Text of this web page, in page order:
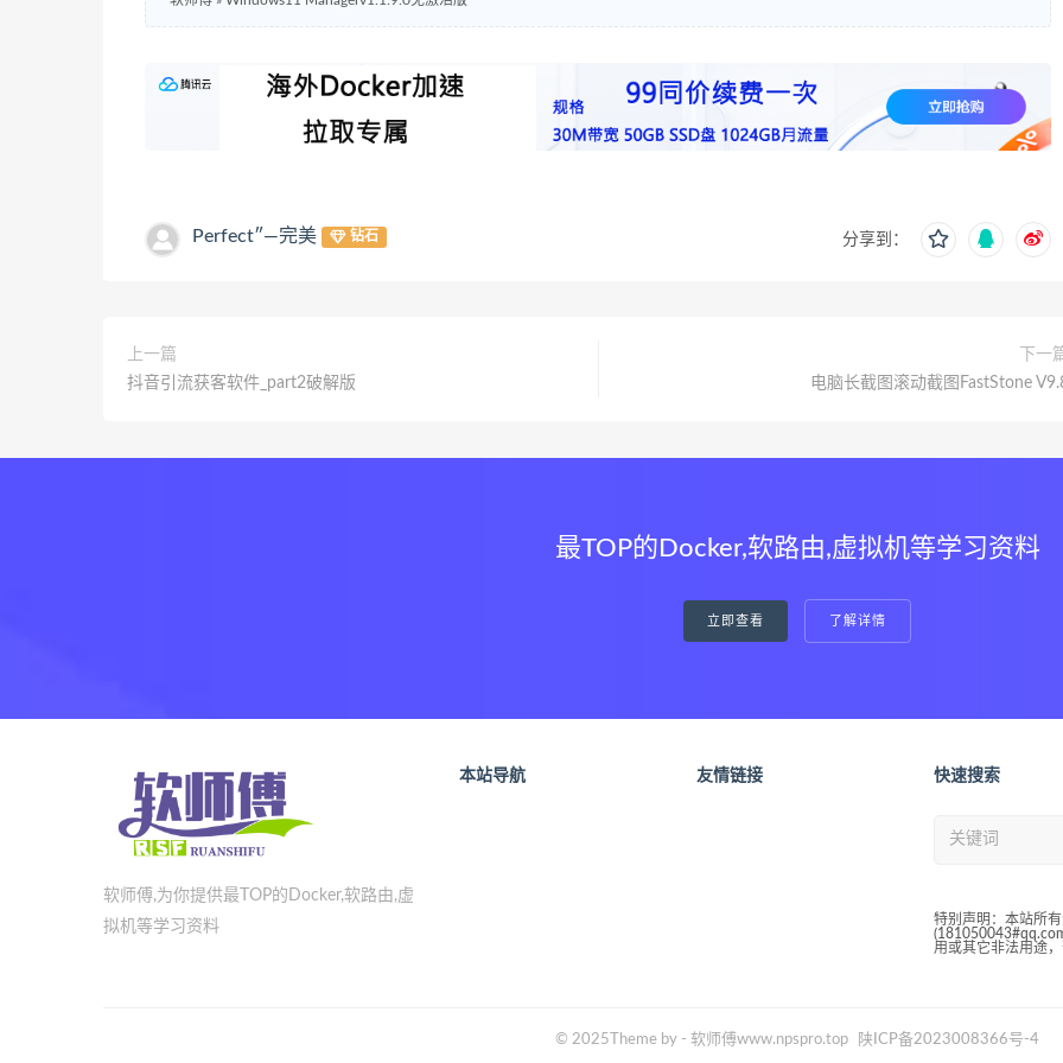
Perfect″—完美 钻石 分享到：
上一篇
抖音引流获客软件_part2破解版
下一
电脑长截图滚动截图FastStone
最TOP的Docker,软路由,虚拟机等学习资料
立即查看 了解详情
软师傅,为你提供最TOP的Docker,软路由,虚
拟机等学习资料
本站导航 友情链接 快速搜索
特别声明：本站所
用或其它非法用途
© 2025Theme by - 软师傅www.npspro.top 陕ICP备2023008366号-4